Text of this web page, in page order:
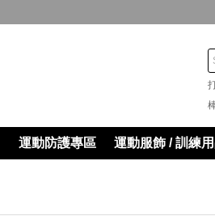
運動防護專區 運動服飾 / 訓練